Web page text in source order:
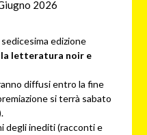
2026
edizione
la letteratura noir e
diffusi entro la fine
si terrà sabato
degli inediti (racconti e